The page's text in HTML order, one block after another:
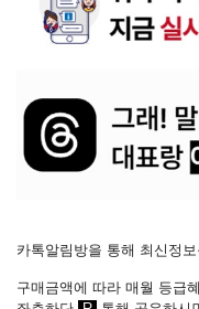
카톡알림방을 통해 최신정
구매금액에 따라 매월 등급